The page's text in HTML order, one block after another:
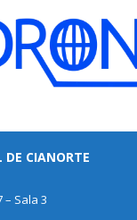
DE CIANORTE
– Sala 3